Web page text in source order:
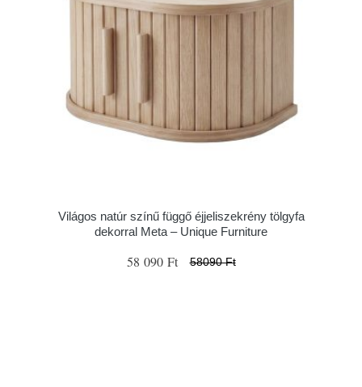
Világos natúr színű függő éjjeliszekrény tölgyfa
dekorral Meta – Unique Furniture
58 090 Ft 58090 Ft